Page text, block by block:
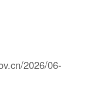
2026/06-